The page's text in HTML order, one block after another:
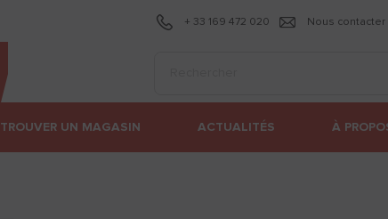
+ 33 169 472 020 Nous contacter
TROUVER UN MAGASIN ACTUALITÉS À